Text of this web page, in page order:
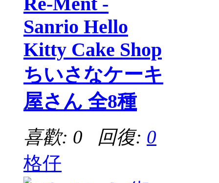
Sanrio Hello
Kitty Cake Shop
ちいさなケーキ
屋さん 全8種
喜歡: 0 回復: 0
格仔